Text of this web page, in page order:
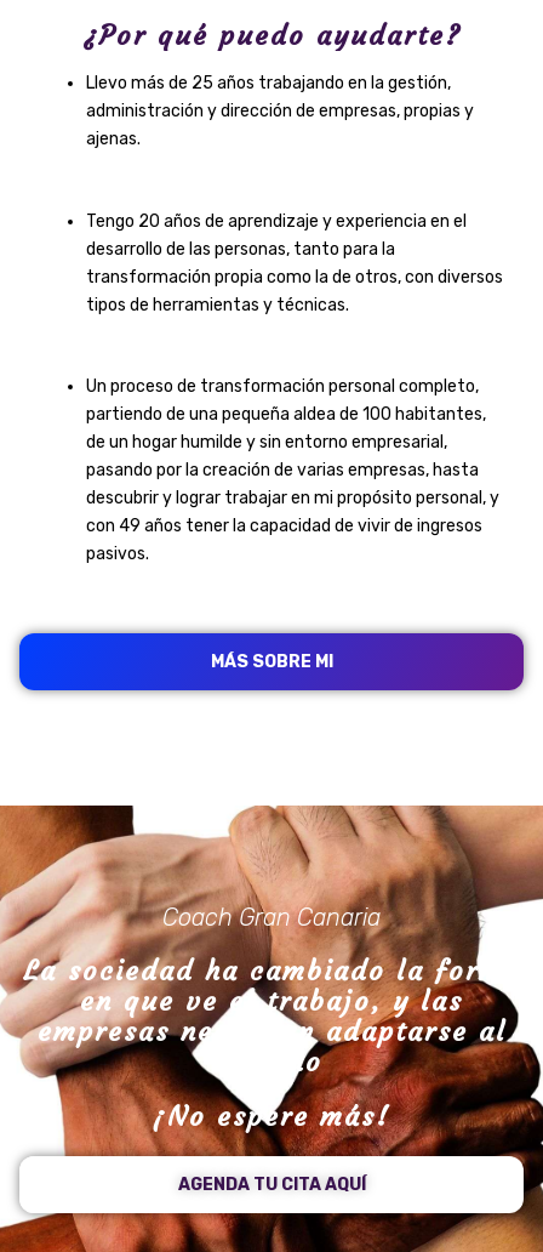
¿Por qué puedo ayudarte?
Llevo más de 25 años trabajando en la gestión,
administración y dirección de empresas, propias y
ajenas.
Tengo 20 años de aprendizaje y experiencia en el
desarrollo de las personas, tanto para la
transformación propia como la de otros, con diversos
tipos de herramientas y técnicas.
Un proceso de transformación personal completo,
partiendo de una pequeña aldea de 100 habitantes,
de un hogar humilde y sin entorno empresarial,
pasando por la creación de varias empresas, hasta
descubrir y lograr trabajar en mi propósito personal, y
con 49 años tener la capacidad de vivir de ingresos
pasivos.
MÁS SOBRE MI
Coach Gran Canaria
La sociedad ha cambiado la forma
en que ve el trabajo, y las
empresas necesitan adaptarse al
cambio
¡No espere más!
AGENDA TU CITA AQUÍ